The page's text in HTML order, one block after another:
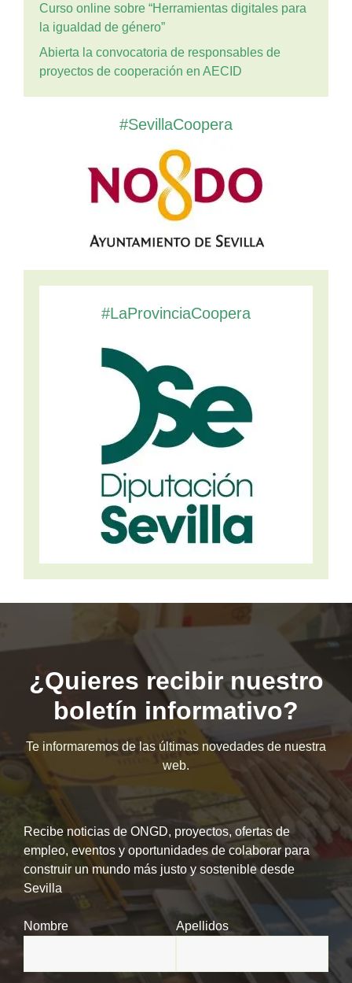
Curso online sobre “Herramientas digitales para
la igualdad de género”
Abierta la convocatoria de responsables de
proyectos de cooperación en AECID
#SevillaCoopera
#LaProvinciaCoopera
¿Quieres recibir nuestro
boletín informativo?
Te informaremos de las últimas novedades de nuestra
web.
Recibe noticias de ONGD, proyectos, ofertas de
empleo, eventos y oportunidades de colaborar para
construir un mundo más justo y sostenible desde
Sevilla
Nombre Apellidos